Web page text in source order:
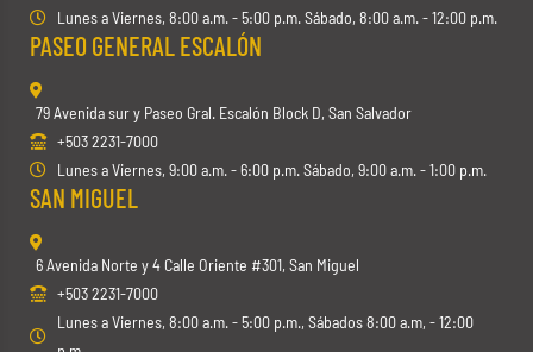
Lunes a Viernes, 8:00 a.m. - 5:00 p.m. Sábado, 8:00 a.m. - 12:00 p.m.
PASEO GENERAL ESCALÓN
79 Avenida sur y Paseo Gral. Escalón Block D, San Salvador
+503 2231-7000
Lunes a Viernes, 9:00 a.m. - 6:00 p.m. Sábado, 9:00 a.m. - 1:00 p.m.
SAN MIGUEL
6 Avenida Norte y 4 Calle Oriente #301, San Miguel
+503 2231-7000
Lunes a Viernes, 8:00 a.m. - 5:00 p.m., Sábados 8:00 a.m, - 12:00